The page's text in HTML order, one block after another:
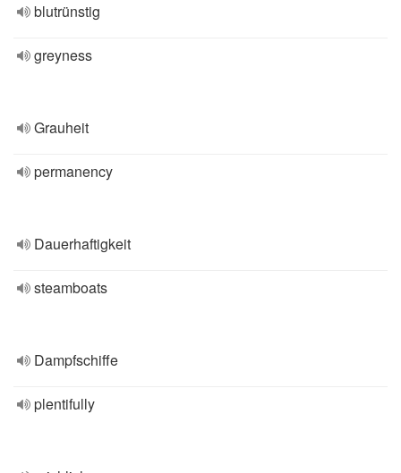
blutrünstig
greyness
Grauheit
permanency
Dauerhaftigkeit
steamboats
Dampfschiffe
plentifully